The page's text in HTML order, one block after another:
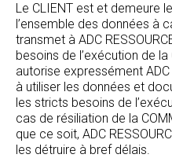
Le CLIENT est et demeure
l’ensemble des données à
transmet à ADC
besoins de l’exécution de la
autorise expressément ADC
à utiliser les données et
les stricts besoins de
cas de résiliation de la
que ce soit, ADC
les détruire à bref délais.